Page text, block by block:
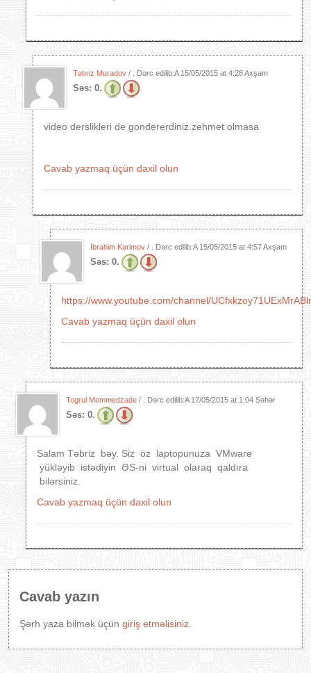
Təbriz Muradov / . Dərc edilib:A 15/05/2015 at 4:28 Axşam
Səs: 0.
video derslikleri de gondererdiniz.zehmet olmasa
Cavab yazmaq üçün daxil olun
İbrahim Kərimov / . Dərc edilib:A 15/05/2015 at 4:57 Axşam
Səs: 0.
https://www.youtube.com/channel/
Cavab yazmaq üçün daxil olun
Togrul Memmedzade / . Dərc edilib:A 17/05/2015 at 1:04 Səhər
Səs: 0.
Salam Təbriz bəy. Siz öz laptopunuza VMware
yükləyib istədiyin ƏS-ni virtual olaraq qaldıra
bilərsiniz.
Cavab yazmaq üçün daxil olun
Cavab yazın
Şərh yaza bilmək üçün giriş etməlisiniz